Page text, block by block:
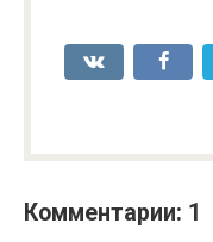
Комментарии: 1